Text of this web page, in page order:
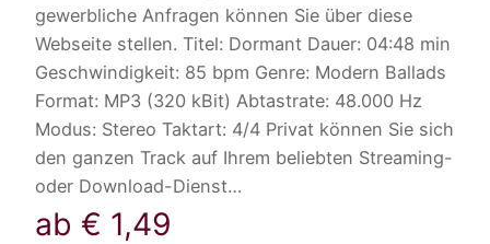
gewerbliche Anfragen können Sie über diese
Webseite stellen. Titel: Dormant Dauer: 04:48 min
Geschwindigkeit: 85 bpm Genre: Modern Ballads
Format: MP3 (320 kBit) Abtastrate: 48.000 Hz
Modus: Stereo Taktart: 4/4 Privat können Sie sich
den ganzen Track auf Ihrem beliebten Streaming-
oder Download-Dienst…
ab € 1,49